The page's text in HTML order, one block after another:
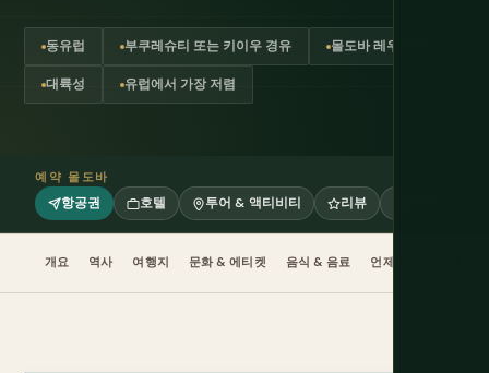
동유럽 부쿠레슈티 또는 키이우 경유 몰도바 레우 (MDL)
대륙성 유럽에서 가장 저렴
예약 몰도바
항공권 호텔 투어 & 액티비티 리뷰
개요 역사 여행지 문화 & 에티켓 음식 & 음료 언제 갈까